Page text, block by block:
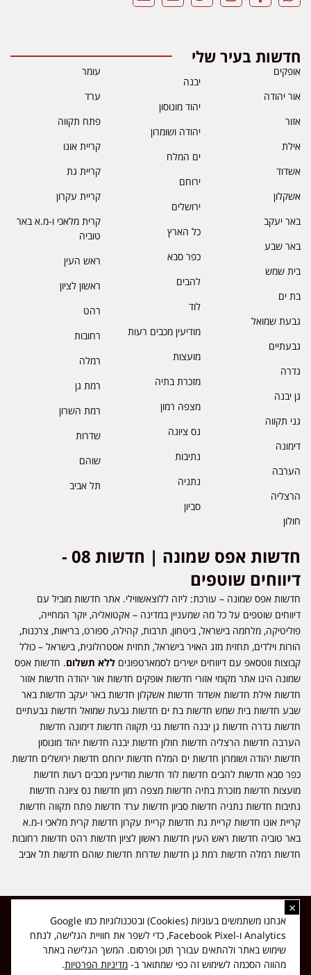
חדשות בעיר שלי
אופקים
אור יהודה
אזור
אילת
אשדוד
אשקלון
באר יעקב
באר שבע
בית שמש
בת ים
גבעת שמואל
גבעתיים
גדרה
גן יבנה
גני תקווה
דימונה
הערבה
הרצליה
חולון
יבנה
יהוד מונוסון
יהודה ושומרון
ים המלח
ירוחם
ירושלים
כל הארץ
כפר סבא
להבים
לוד
מודיעין מכבים רעות
מועצות
מזכרת בתיה
מצפה רמון
נס ציונה
נתיבות
נתניה
סביון
עומר
ערד
פתח תקווה
קריית אונו
קריית גת
קריית עקרון
קרית מלאכי ו-מ.א באר
טוביה
ראש העין
ראשון לציון
רהט
רחובות
רמלה
רמת גן
רמת השרון
שדרות
שוהם
תל אביב
חדשות אפס שמונה | חדשות 08 -
דיווחים שוטפים
חדשות אפס שמונה – עורכת: ליזה ללוצאשווילי. אתר חדשות מוביל עם
דיווחים שוטפים על כל מה שמעניין במדינה – אקטואליה, יוקר המחייה,
פוליטיקה, מלחמה בישראל, ביטחון, תרבות, קהילה, ספורט, בריאות, צרכנות,
הורות וילדים, תחזית מזג האויר בישראל, תחזית אסטרולוגית, בישראל – כולל
קבוצות ווטסאפ עם דיווחים ישירים לסמארטפונים ללא תשלום. חדשות אפס
שמונה הינו אתר מקומי אזורי חדשות אופקים חדשות אור יהודה חדשות אזור
חדשות אילת חדשות אשדוד חדשות אשקלון חדשות באר יעקב חדשות באר
שבע חדשות בית שמש חדשות בת ים חדשות גבעת שמואל חדשות גבעתיים
חדשות גדרה חדשות גן יבנה חדשות גני תקווה חדשות דימונה חדשות
הערבה חדשות הרצליה חדשות חולון חדשות יבנה חדשות יהוד מונוסון
חדשות יהודה ושומרון חדשות ים המלח חדשות ירוחם חדשות ירושלים חדשות
כפר סבא חדשות להבים חדשות לוד חדשות מודיעין מכבים רעות חדשות
מועצות חדשות מזכרת בתיה חדשות מצפה רמון חדשות נס ציונה חדשות
נתיבות חדשות נתניה חדשות סביון חדשות ערד חדשות פתח תקווה חדשות
קריית אונו חדשות קריית גת חדשות קריית עקרון חדשות קרית מלאכי ו-מ.א
באר טוביה חדשות ראש העין חדשות ראשון לציון חדשות רהט חדשות רחובות
חדשות רמלה חדשות רמת גן חדשות שדרות חדשות שוהם חדשות תל אביב
כל הזכויות שמורות ל-ליזה ללוצאשווילי - חדשות אפס שמונה - דיווחים בזמן
אמת, נוסד בשנת 2019 | טל' לפרסומים 054-9759222 מייל מערכת
news08.net@gmail.com
Made with ❤ byDIGITA
×
אנחנו משתמשים בעוגיות (Cookies) ובטכנולוגיות כמו Google
Analytics ו-Facebook Pixel, כדי לשפר את חוויית הגלישה, לנתח
שימוש באתר ולהתאים עבורך תוכן ופרסום. המשך הגלישה באתר
מהווה הסכמה לשימוש זה כפי שמתואר ב- מדיניות הפרטיות.